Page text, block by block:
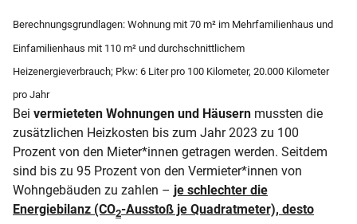
Berechnungsgrundlagen: Wohnung mit 70 m² im Mehrfamilienhaus und
Einfamilienhaus mit 110 m² und durchschnittlichem
Heizenergieverbrauch; Pkw: 6 Liter pro 100 Kilometer, 20.000 Kilometer
pro Jahr
Bei vermieteten Wohnungen und Häusern mussten die
zusätzlichen Heizkosten bis zum Jahr 2023 zu 100
Prozent von den Mieter*innen getragen werden. Seitdem
sind bis zu 95 Prozent von den Vermieter*innen von
Wohngebäuden zu zahlen – je schlechter die
Energiebilanz (CO2-Ausstoß je Quadratmeter), desto